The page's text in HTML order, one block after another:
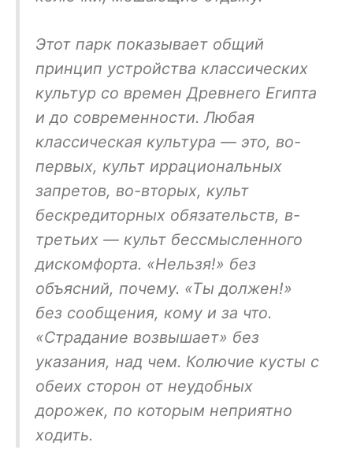
Этот парк показывает общий
принцип устройства классических
культур со времен Древнего Египта
и до современности. Любая
классическая культура — это, во-
первых, культ иррациональных
запретов, во-вторых, культ
бескредиторных обязательств, в-
третьих — культ бессмысленного
дискомфорта. «Нельзя!» без
объясний, почему. «Ты должен!»
без сообщения, кому и за что.
«Страдание возвышает» без
указания, над чем. Колючие кусты с
обеих сторон от неудобных
дорожек, по которым неприятно
ходить.